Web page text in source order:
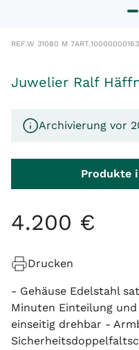
REF.W 31080 M 7ART.
Juwelier Ralf
Archivierung vor
Produkte
4.200 €
Drucken
- Gehäuse Edelstahl
Minuten Einteilung
einseitig drehbar -